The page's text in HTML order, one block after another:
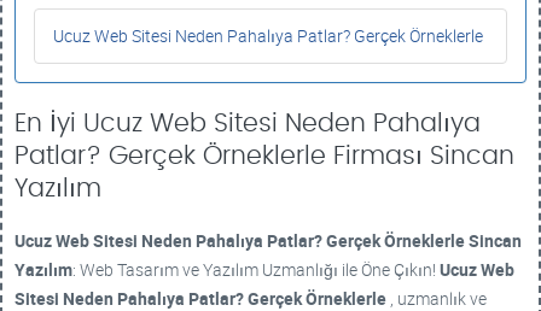
Ucuz Web Sitesi Neden Pahalıya Patlar? Gerçek Örneklerle
En İyi Ucuz Web Sitesi Neden Pahalıya
Patlar? Gerçek Örneklerle Firması Sincan
Yazılım
Ucuz Web Sitesi Neden Pahalıya Patlar? Gerçek ÖrneklerleSincan
Yazılım: Web Tasarım ve Yazılım Uzmanlığı ile Öne Çıkın! Ucuz Web
Sitesi Neden Pahalıya Patlar? Gerçek Örneklerle , uzmanlık ve